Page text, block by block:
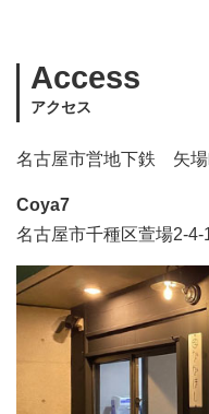
Access
アクセス
名古屋市営地下鉄 矢場
Coya7
名古屋市千種区萱場2-